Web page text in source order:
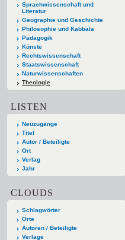
Sprachwissenschaft und
Literatur
Geographie und Geschichte
Philosophie und Kabbala
Pädagogik
Künste
Rechtswissenschaft
Staatswissenschaft
Naturwissenschaften
Theologie
LISTEN
Neuzugänge
Titel
Autor / Beteiligte
Ort
Verlag
Jahr
CLOUDS
Schlagwörter
Orte
Autoren / Beteiligte
Verlage